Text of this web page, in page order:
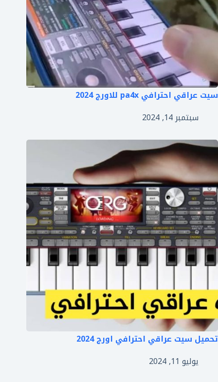
سيت عراقي احترافي pa4x للاورج 2024
سبتمبر 14, 2024
تحميل سيت عراقي احترافي اورج 2024
يوليو 11, 2024